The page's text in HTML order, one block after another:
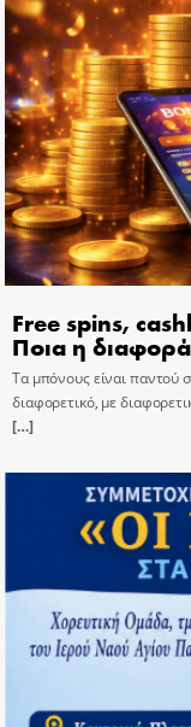
Free spins,
Ποια η
Τα μπόνους είναι παντού
διαφορετικό, με
[…]